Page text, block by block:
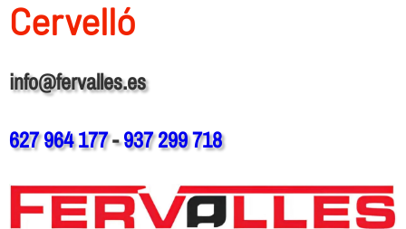
Cervelló
info@fervalles.es
627 964 177-937 299 718